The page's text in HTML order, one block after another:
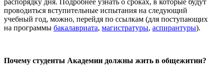
распорядку дня. Подробнее узнать о сроках, в которые будут
проводиться вступительные испытания на следующий
учебный год, можно, перейдя по ссылкам (для поступающих
на программы бакалавриата, магистратуры, аспирантуры).
Почему студенты Академии должны жить в общежитии?